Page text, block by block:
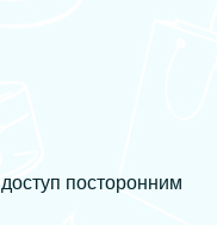
посторонним